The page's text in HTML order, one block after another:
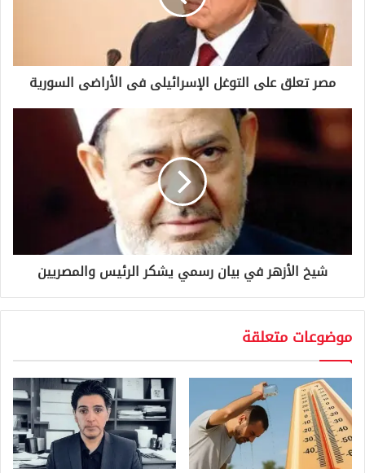
ر
ي
مصر تعلق على التوغل الإسرائيلى فى الأراضى السورية
شيخ الأزهر في بيان رسمي يشكر الرئيس والمصريين
موضوعات متعلقة